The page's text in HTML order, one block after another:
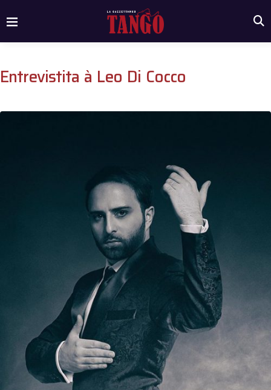
Entrevistita à Leo Di Cocco